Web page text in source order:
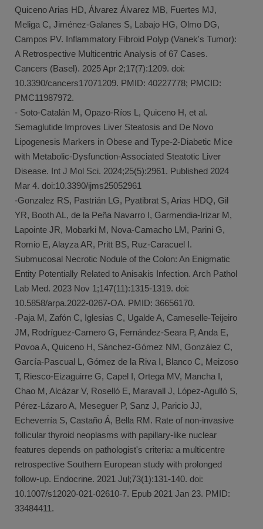
Quiceno Arias HD, Álvarez Álvarez MB, Fuertes MJ,
Meliga C, Jiménez-Galanes S, Labajo HG, Olmo DG,
Campos PV. Inflammatory Fibroid Polyp (Vanek's Tumor):
A Retrospective Multicentric Analysis of 67 Cases.
Cancers (Basel). 2025 Apr 2;17(7):1209. doi:
10.3390/cancers17071209. PMID: 40227778; PMCID:
PMC11987972.
- Soto-Catalán M, Opazo-Ríos L, Quiceno H, et al.
Semaglutide Improves Liver Steatosis and De Novo
Lipogenesis Markers in Obese and Type-2-Diabetic Mice
with Metabolic-Dysfunction-Associated Steatotic Liver
Disease. Int J Mol Sci. 2024;25(5):2961. Published 2024
Mar 4. doi:10.3390/ijms25052961
-Gonzalez RS, Pastrián LG, Pyatibrat S, Arias HDQ, Gil
YR, Booth AL, de la Peña Navarro I, Garmendia-Irizar M,
Lapointe JR, Mobarki M, Nova-Camacho LM, Parini G,
Romio E, Alayza AR, Pritt BS, Ruz-Caracuel I.
Submucosal Necrotic Nodule of the Colon: An Enigmatic
Entity Potentially Related to Anisakis Infection. Arch Pathol
Lab Med. 2023 Nov 1;147(11):1315-1319. doi:
10.5858/arpa.2022-0267-OA. PMID: 36656170.
-Paja M, Zafón C, Iglesias C, Ugalde A, Cameselle-Teijeiro
JM, Rodríguez-Carnero G, Fernández-Seara P, Anda E,
Povoa A, Quiceno H, Sánchez-Gómez NM, González C,
García-Pascual L, Gómez de la Riva I, Blanco C, Meizoso
T, Riesco-Eizaguirre G, Capel I, Ortega MV, Mancha I,
Chao M, Alcázar V, Roselló E, Maravall J, López-Agulló S,
Pérez-Lázaro A, Meseguer P, Sanz J, Paricio JJ,
Echeverría S, Castaño Á, Bella RM. Rate of non-invasive
follicular thyroid neoplasms with papillary-like nuclear
features depends on pathologist's criteria: a multicentre
retrospective Southern European study with prolonged
follow-up. Endocrine. 2021 Jul;73(1):131-140. doi:
10.1007/s12020-021-02610-7. Epub 2021 Jan 23. PMID:
33484411.